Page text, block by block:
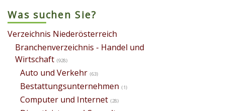
Was suchen Sie?
Verzeichnis Niederösterreich
Branchenverzeichnis - Handel und
Wirtschaft (928)
Auto und Verkehr (63)
Bestattungsunternehmen (1)
Computer und Internet (28)